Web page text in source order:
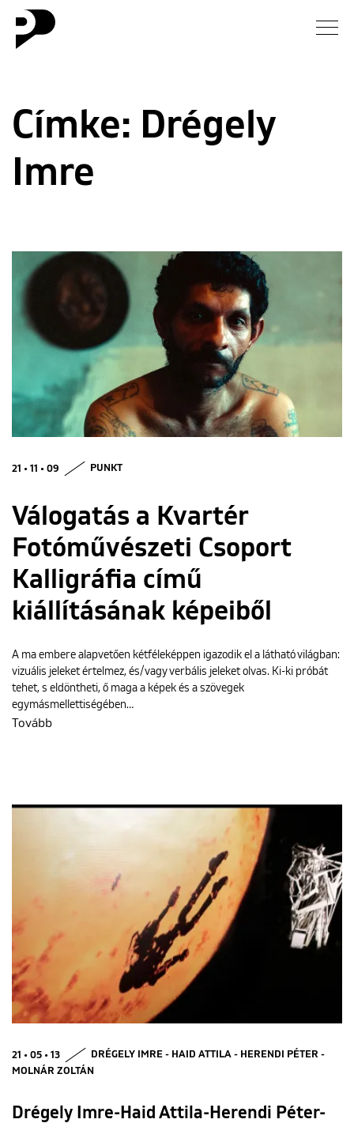
Galéria
Rólunk
ENGLISH
Címke: Drégely
Imre
21 • 11 • 09 PUNKT
Válogatás a Kvartér
Fotóművészeti Csoport
Kalligráfia című
kiállításának képeiből
A ma embere alapvetően kétféleképpen igazodik el a látható világban:
vizuális jeleket értelmez, és/vagy verbális jeleket olvas. Ki-ki próbát
tehet, s eldöntheti, ő maga a képek és a szövegek
egymásmellettiségében…
Tovább
21 • 05 • 13
DRÉGELY IMRE - HAID ATTILA - HERENDI PÉTER -
MOLNÁR ZOLTÁN
Drégely Imre-Haid Attila-Herendi Péter-